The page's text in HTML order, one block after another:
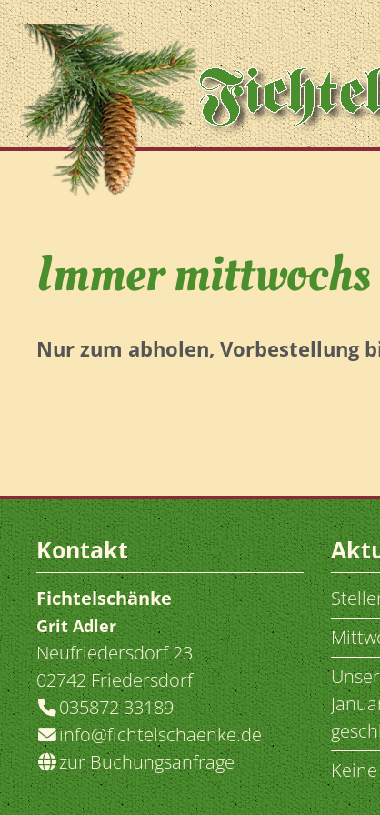
Immer
Nur zum abholen, Vorbestellung
Kontakt
Fichtelschänke
Grit Adler
Neufriedersdorf 23
02742Friedersdorf
035872 33189
info@fichtelschaenke.de
zur Buchungsanfrage